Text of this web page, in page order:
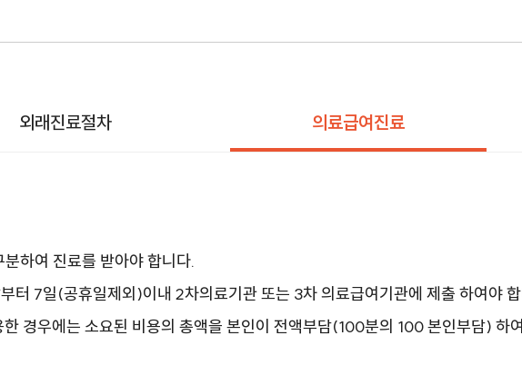
외래진료절차 의료급여진료
하여 진료를 받아야 합니다.
터 7일(공휴일제외)이내 2차의료기관 또는 3차 의료급여기관에 제출 하여야
경우에는 소요된 비용의 총액을 본인이 전액부담(100분의 100 본인부담) 하